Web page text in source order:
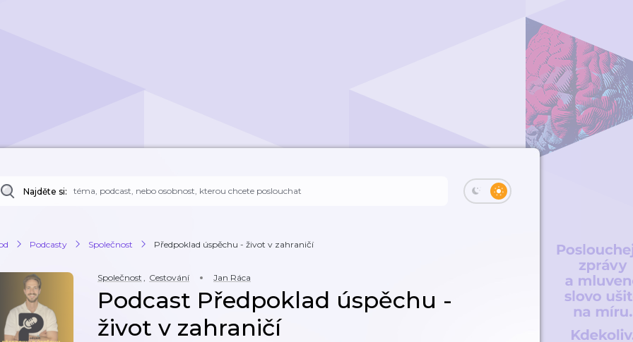
Najděte si:
Podcasty Společnost Předpoklad úspěchu - život v zahraničí
Společnost , Cestování Jan Ráca
Podcast Předpoklad úspěchu -
život v zahraničí